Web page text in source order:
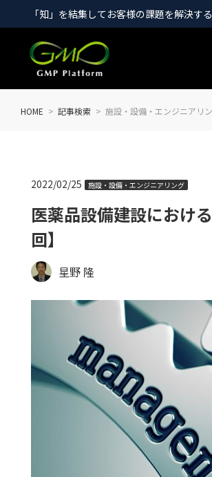
「知」を結集してお客様の課題を解決す
HOME 記事検索 施設・設備・エンジニアリ
医薬品設備建設におけ
回】
2022/02/25 施設・設備・エンジニアリング
星野 隆